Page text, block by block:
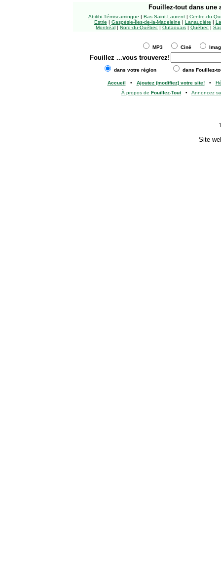
Fouillez-tout dans une
Abitibi-Témiscamingue | Bas Saint-Laurent| Centre-du-
Estrie | Gaspésie-Îles-de-la-Madeleine | Lanaudière |
Montréal | Nord-du-Québec | Outaouais | Québec |
MP3 Ciné
Fouillez ...vous trouverez!
dans votre région dans Fouillez-
Accueil • Ajoutez (modifiez) votre site!•
À propos de Fouillez-Tout• Annoncez
Site